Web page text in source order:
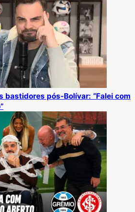
bastidores pós-Bolívar: “Falei com